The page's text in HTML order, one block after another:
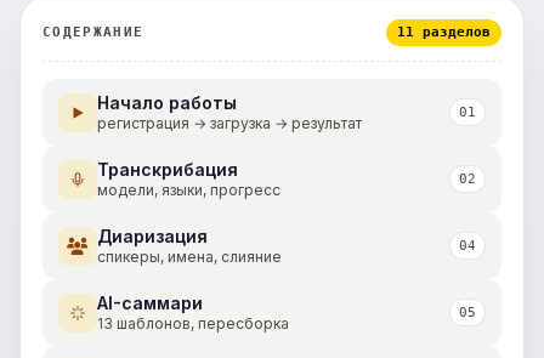
СОДЕРЖАНИЕ 11 разделов
Начало работы
регистрация → загрузка → результат
01
Транскрибация
модели, языки, прогресс
02
Диаризация
спикеры, имена, слияние
04
AI-саммари
13 шаблонов, пересборка
05